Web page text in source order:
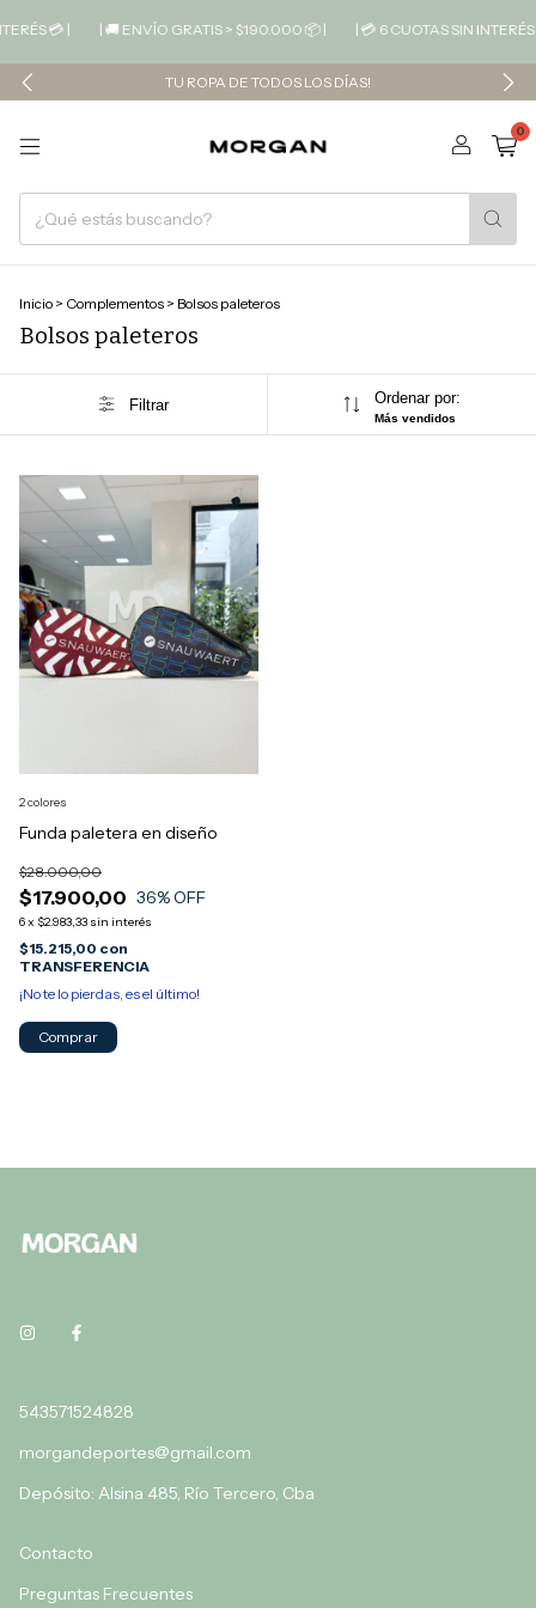
💳 | | 🚚 ENVÍO GRATIS > $190.000 📦 | | 💳 6 CUOTAS SIN INTERÉS
TU ROPA DE TODOS LOS DÍAS!
0
Inicio > Complementos > Bolsos paleteros
Bolsos paleteros
Filtrar Ordenar por:
Más vendidos
Funda paletera en diseño
$17.900,00
$28.000,00
36% OFF
6x $2.983,33 sin interés
$15.215,00 con
TRANSFERENCIA
¡No te lo pierdas, es el último!
2 colores
Comprar
543571524828
morgandeportes@gmail.com
Depósito: Alsina 485, Río Tercero, Cba
Contacto
Preguntas Frecuentes